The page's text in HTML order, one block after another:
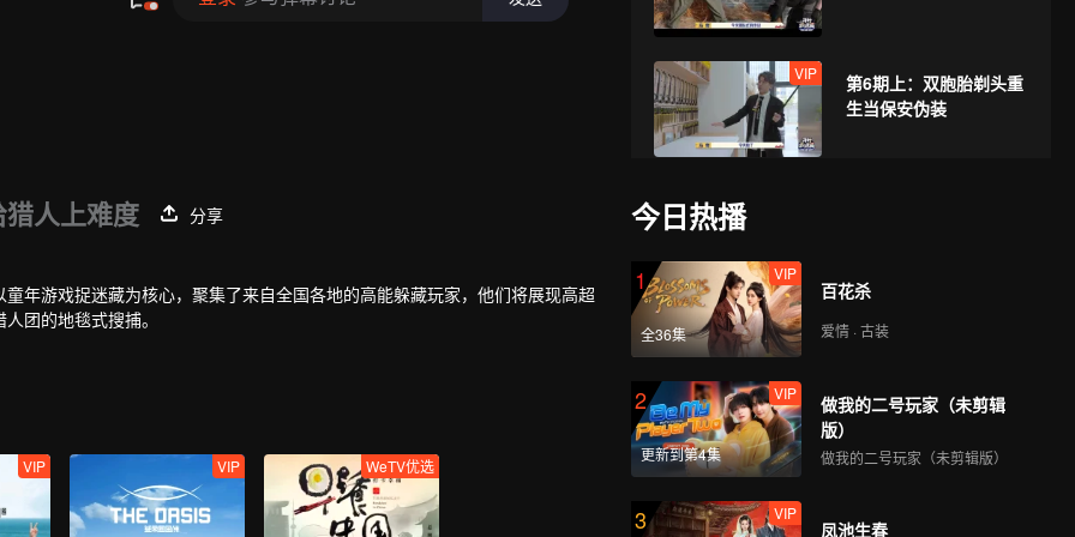
VIP
第6期上：双胞胎剃头重
生当保安伪装
VIP
第7期上：复活赛！萌妹
VIP
铁板抓玩家震惊全场
人上难度 分享
年游戏捉迷藏为核心，聚集了来自全国各地的高能躲藏玩家，他们将展现高超
团的地毯式搜捕。
VIP VIP WeTV优选
今日热播
1
全36集
VIP
百花杀
爱情 · 古装
2
更新到第4集
VIP
做我的二号玩家（未剪辑
版）
做我的二号玩家（未剪辑版）
3 VIP
凤池生春